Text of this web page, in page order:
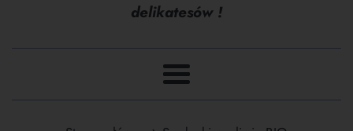
delikatesów !
Menu